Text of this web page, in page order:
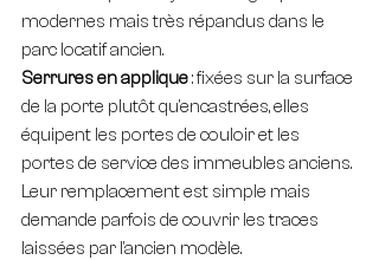
modernes mais très répandus dans le
parc locatif ancien.
Serrures en applique : fixées sur la surface
de la porte plutôt qu'encastrées, elles
équipent les portes de couloir et les
portes de service des immeubles anciens.
Leur remplacement est simple mais
demande parfois de couvrir les traces
laissées par l'ancien modèle.